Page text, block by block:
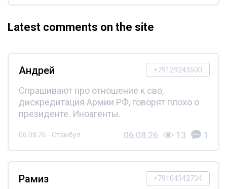
Latest comments on the site
+79129243500
Андрей
Спрашивают про отношение к сво,
дискредитация Армии РФ, говорят плохо о
президенте. Иноагенты.
06.08.26 - Стамбул 06.08.26 13 1
+79104342734
Рамиз